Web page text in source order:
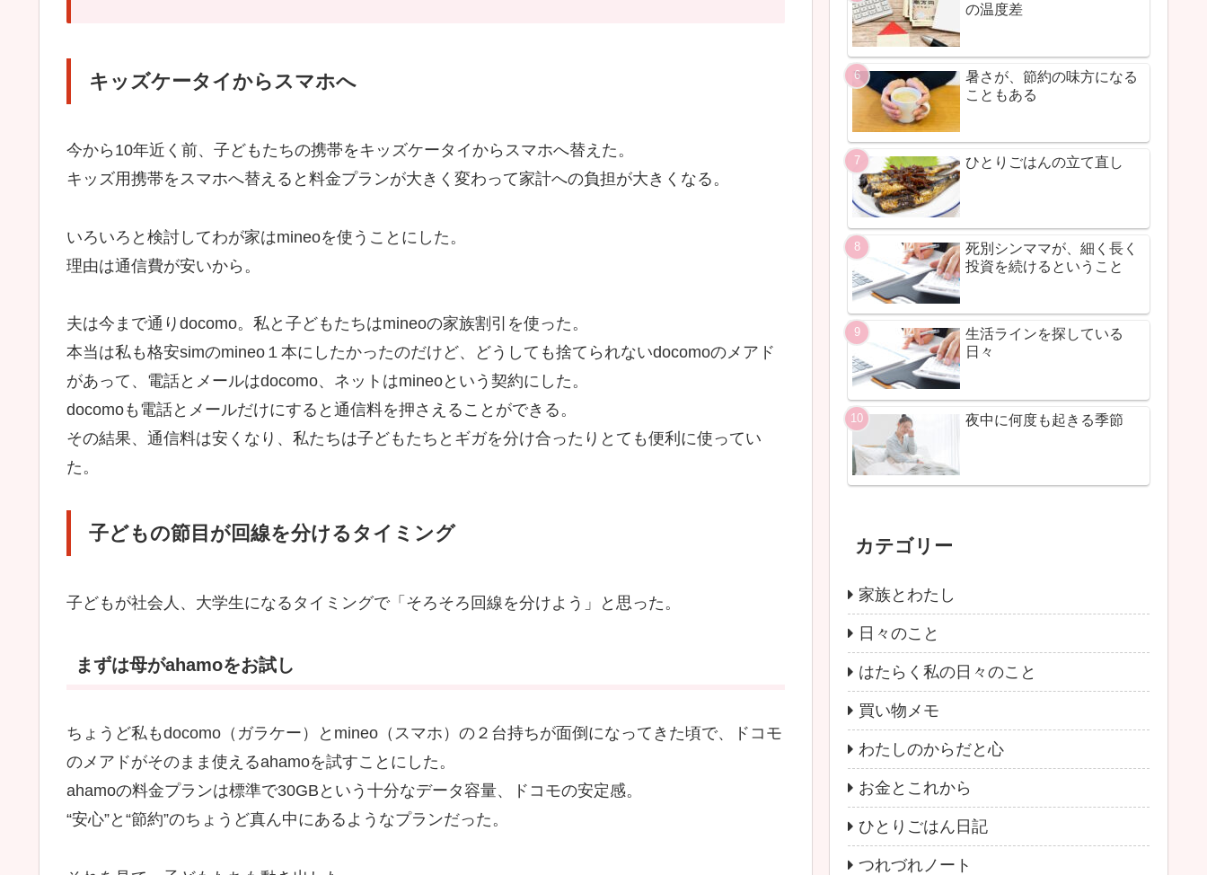
キッズケータイからスマホへ
今から10年近く前、子どもたちの携帯をキッズケータイからスマホへ替えた。
キッズ用携帯をスマホへ替えると料金プランが大きく変わって家計への負担が大きくなる。
いろいろと検討してわが家はmineoを使うことにした。
理由は通信費が安いから。
夫は今まで通りdocomo。私と子どもたちはmineoの家族割引を使った。
本当は私も格安simのmineo１本にしたかったのだけど、どうしても捨てられないdocomoのメアド
があって、電話とメールはdocomo、ネットはmineoという契約にした。
docomoも電話とメールだけにすると通信料を押さえることができる。
その結果、通信料は安くなり、私たちは子どもたちとギガを分け合ったりとても便利に使ってい
た。
子どもの節目が回線を分けるタイミング
子どもが社会人、大学生になるタイミングで「そろそろ回線を分けよう」と思った。
まずは母がahamoをお試し
ちょうど私もdocomo（ガラケー）とmineo（スマホ）の２台持ちが面倒になってきた頃で、ドコモ
のメアドがそのまま使えるahamoを試すことにした。
ahamoの料金プランは標準で30GBという十分なデータ容量、ドコモの安定感。
“安心”と“節約”のちょうど真ん中にあるようなプランだった。
の温度差
暑さが、節約の味方になる
こともある
ひとりごはんの立て直し
死別シンママが、細く長く
投資を続けるということ
生活ラインを探している
日々
夜中に何度も起きる季節
カテゴリー
家族とわたし
日々のこと
はたらく私の日々のこと
買い物メモ
わたしのからだと心
お金とこれから
ひとりごはん日記
つれづれノート